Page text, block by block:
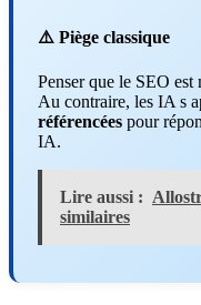
⚠️ Piège classique
Penser que le SEO
Au contraire, les IA s
référencées pour
IA.
Lire aussi :
similaires